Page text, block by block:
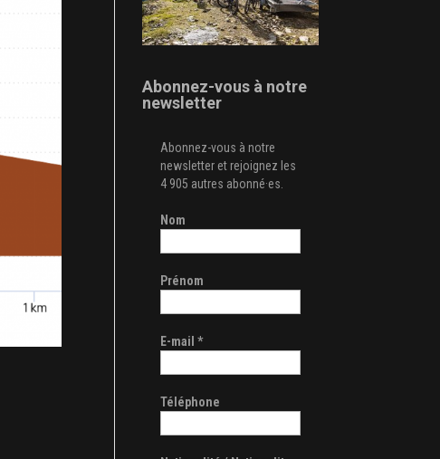
Abonnez-vous à notre
newsletter
Abonnez-vous à notre
newsletter et rejoignez les
4 905 autres abonné·es.
Nom
Prénom
E-mail*
Téléphone